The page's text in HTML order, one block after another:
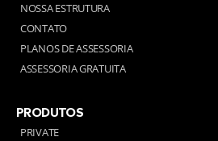
NOSSA ESTRUTURA
CONTATO
PLANOS DE ASSESSORIA
ASSESSORIA GRATUITA
PRODUTOS
PRIVATE